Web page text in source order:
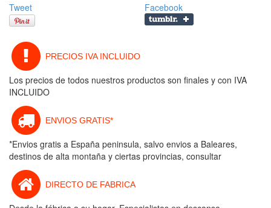
Tweet Facebook
PRECIOS IVA INCLUIDO
Los precios de todos nuestros productos son finales y con IVA
INCLUIDO
ENVIOS GRATIS*
*Envios gratis a España peninsula, salvo envios a Baleares,
destinos de alta montaña y ciertas provincias, consultar
DIRECTO DE FABRICA